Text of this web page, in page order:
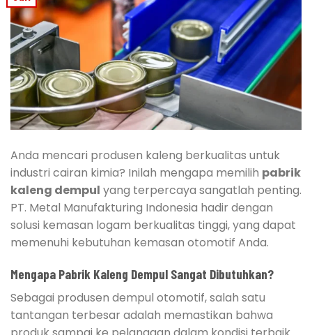
Anda mencari produsen kaleng berkualitas untuk
industri cairan kimia? Inilah mengapa memilih pabrik
kaleng dempul yang terpercaya sangatlah penting.
PT. Metal Manufakturing Indonesia hadir dengan
solusi kemasan logam berkualitas tinggi, yang dapat
memenuhi kebutuhan kemasan otomotif Anda.
Mengapa Pabrik Kaleng Dempul Sangat Dibutuhkan?
Sebagai produsen dempul otomotif, salah satu
tantangan terbesar adalah memastikan bahwa